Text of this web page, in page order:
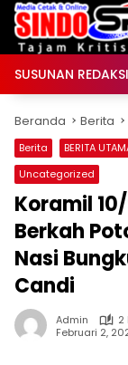
Langsung
konten
SUSUNAN REDAKSI
Beranda Berita
Berita BERITA
Uncategorized
Koramil
Berkah
Nasi
Candi
Admin
2
Februari 2,